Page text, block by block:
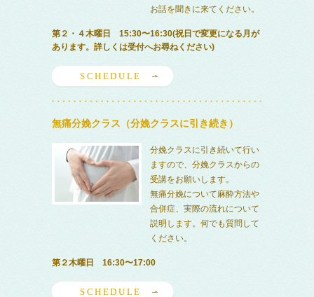
お話を聞きに来てください。
第２・４木曜日 15:30〜16:30(祝日で変更になる月が
あります。詳しくは受付へお尋ねください)
SCHEDULE
無痛分娩クラス（分娩クラスに引き続き）
分娩クラスに引き続いて行い
ますので、分娩クラスからの
受講をお願いします。
無痛分娩について麻酔方法や
合併症、実際の流れについて
説明します。何でも質問して
ください。
第２木曜日 16:30〜17:00
SCHEDULE